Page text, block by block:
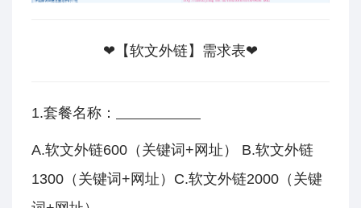
❤【软文外链】需求表❤
1.套餐名称：
A.软文外链600（关键词+网址） B.软文外链
1300（关键词+网址）C.软文外链2000（关键